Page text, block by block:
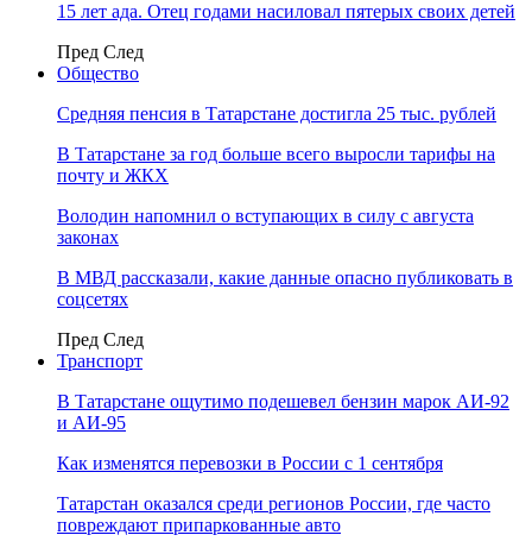
15 лет ада. Отец годами насиловал пятерых своих детей
Пред След
Общество
Средняя пенсия в Татарстане достигла 25 тыс. рублей
В Татарстане за год больше всего выросли тарифы на
почту и ЖКХ
Володин напомнил о вступающих в силу с августа
законах
В МВД рассказали, какие данные опасно публиковать в
соцсетях
Пред След
Транспорт
В Татарстане ощутимо подешевел бензин марок АИ-92
и АИ-95
Как изменятся перевозки в России с 1 сентября
Татарстан оказался среди регионов России, где часто
повреждают припаркованные авто